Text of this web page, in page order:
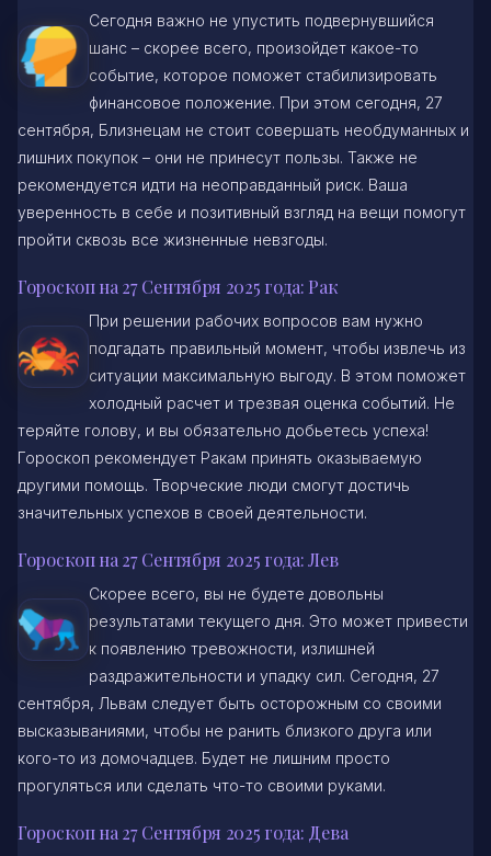
Сегодня важно не упустить подвернувшийся
шанс – скорее всего, произойдет какое-то
событие, которое поможет стабилизировать
финансовое положение. При этом сегодня, 27
сентября, Близнецам не стоит совершать необдуманных и
лишних покупок – они не принесут пользы. Также не
рекомендуется идти на неоправданный риск. Ваша
уверенность в себе и позитивный взгляд на вещи помогут
пройти сквозь все жизненные невзгоды.
Гороскоп на 27 Сентября 2025 года: Рак
При решении рабочих вопросов вам нужно
подгадать правильный момент, чтобы извлечь из
ситуации максимальную выгоду. В этом поможет
холодный расчет и трезвая оценка событий. Не
теряйте голову, и вы обязательно добьетесь успеха!
Гороскоп рекомендует Ракам принять оказываемую
другими помощь. Творческие люди смогут достичь
значительных успехов в своей деятельности.
Гороскоп на 27 Сентября 2025 года: Лев
Скорее всего, вы не будете довольны
результатами текущего дня. Это может привести
к появлению тревожности, излишней
раздражительности и упадку сил. Сегодня, 27
сентября, Львам следует быть осторожным со своими
высказываниями, чтобы не ранить близкого друга или
кого-то из домочадцев. Будет не лишним просто
прогуляться или сделать что-то своими руками.
Гороскоп на 27 Сентября 2025 года: Дева